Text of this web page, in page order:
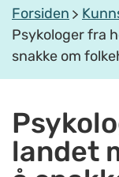
Forsiden
Psykologer fra
snakke om
landet